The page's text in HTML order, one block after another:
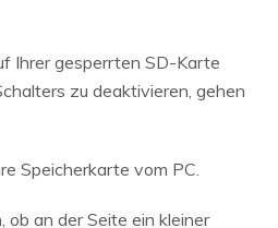
Ihrer gesperrten SD-Karte
zu deaktivieren, gehen
Speicherkarte vom PC.
ob an der Seite ein kleiner